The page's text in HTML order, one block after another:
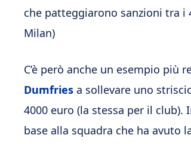
che patteggiarono sanzioni tra i
Milan)
C’è però anche un esempio più
Dumfries a sollevare uno
4000 euro (la stessa per il
base alla squadra che ha avuto